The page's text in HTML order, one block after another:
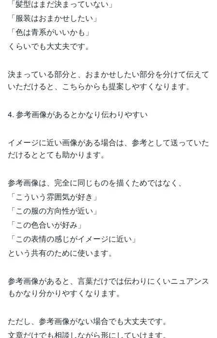
「髪型はまだ決まっていない」
「服装はおまかせしたい」
「色は青系がいいかも」
くらいでも大丈夫です。
決まっている部分と、おまかせしたい部分を分けて伝えて
いただけると、こちらからも提案しやすくなります。
4. 参考画像があるとかなり伝わりやすい
イメージに近い画像がある場合は、参考として送っていた
だけるととても助かります。
参考画像は、完全に同じものを描くためではなく、
「こういう雰囲気が好き」
「この服の方向性が近い」
「この色合いが好み」
「この表情の感じがイメージに近い」
という共有のために使います。
参考画像があると、言葉だけでは伝わりにくいニュアンス
もかなり分かりやすくなります。
ただし、参考画像がない場合でも大丈夫です。
文章だけでも相談しながら形にしていけます。